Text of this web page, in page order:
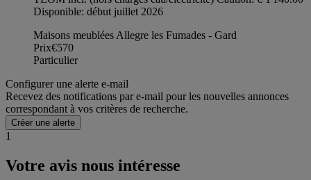
Disponible: début juillet 2026
Maisons meublées Allegre les Fumades - Gard
Prix€570
Particulier
Configurer une alerte e-mail
Recevez des notifications par e-mail pour les nouvelles annonces
correspondant à vos critères de recherche.
Créer une alerte
1
Votre avis nous intéresse